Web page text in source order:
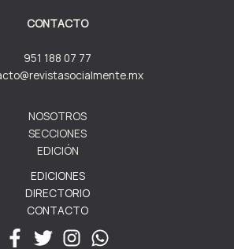
CONTACTO
951 188 07 77
NOSOTROS
SECCIONES
EDICIÓN
EDICIONES
DIRECTORIO
CONTACTO